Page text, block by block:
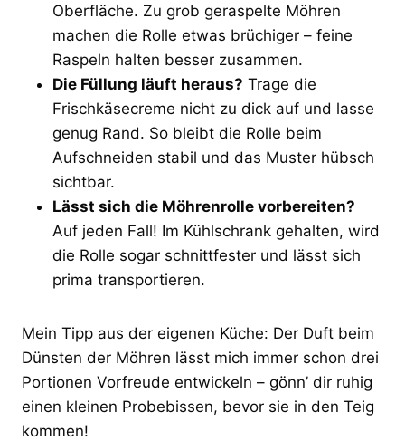
Oberfläche. Zu grob geraspelte Möhren
machen die Rolle etwas brüchiger – feine
Raspeln halten besser zusammen.
Die Füllung läuft heraus? Trage die
Frischkäsecreme nicht zu dick auf und lasse
genug Rand. So bleibt die Rolle beim
Aufschneiden stabil und das Muster hübsch
sichtbar.
Lässt sich die Möhrenrolle vorbereiten?
Auf jeden Fall! Im Kühlschrank gehalten, wird
die Rolle sogar schnittfester und lässt sich
prima transportieren.
Mein Tipp aus der eigenen Küche: Der Duft beim
Dünsten der Möhren lässt mich immer schon drei
Portionen Vorfreude entwickeln – gönn’ dir ruhig
einen kleinen Probebissen, bevor sie in den Teig
kommen!